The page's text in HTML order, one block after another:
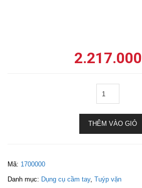
2.217.000
THÊM VÀO GIỎ
Mã: 1700000
Danh mục: Dụng cụ cầm tay, Tuýp vặn